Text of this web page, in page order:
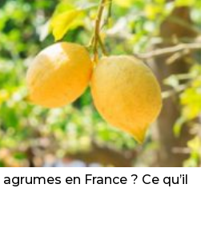
en France ? Ce qu’il